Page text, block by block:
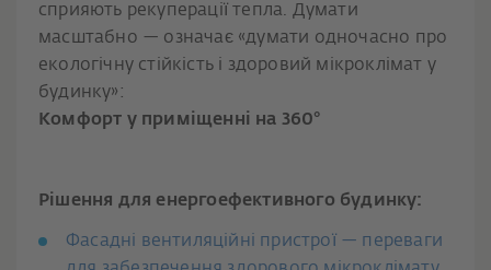
сприяють рекуперації тепла. Думати
масштабно — означає «думати одночасно про
екологічну стійкість і здоровий мікроклімат у
будинку»:
Комфорт у приміщенні на 360°
Рішення для енергоефективного будинку:
Фасадні вентиляційні пристрої — переваги